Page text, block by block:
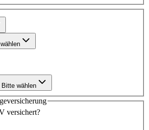
Bitte wählen
versichert?